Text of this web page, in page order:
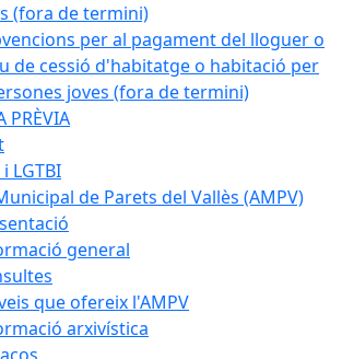
(fora de termini)
per al pagament del lloguer o
de cessió d'habitatge o habitació per
joves (fora de termini)
PRÈVIA
LGTBI
de Parets del Vallès (AMPV)
general
que ofereix l'AMPV
arxivística